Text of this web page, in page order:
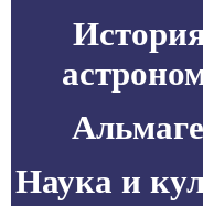
Наука и